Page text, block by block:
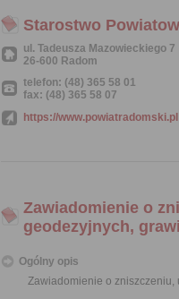
Starostwo
ul. Tadeusza Mazowieckiego 7
26-600 Radom
telefon: (48) 365 58 01
fax: (48) 365 58 07
https://www.powiatradomski.pl
Zawiadomienie o
geodezyjnych,
Ogólny opis
Zawiadomienie o zniszczeniu,